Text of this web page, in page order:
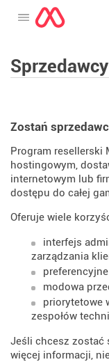
Otwórz menu
Sprzedawcy
Zostań
Program resellerski
hostingowym,
internetowym lub
dostępu do całej
Oferuje wiele
interfejs
zarządzania
modowa
priorytetowe
zespołów
Jeśli chcesz zostać
więcej informacji,